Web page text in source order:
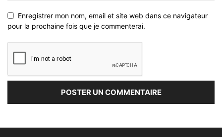
Enregistrer mon nom, email et site web dans ce navigateur
pour la prochaine fois que je commenterai.